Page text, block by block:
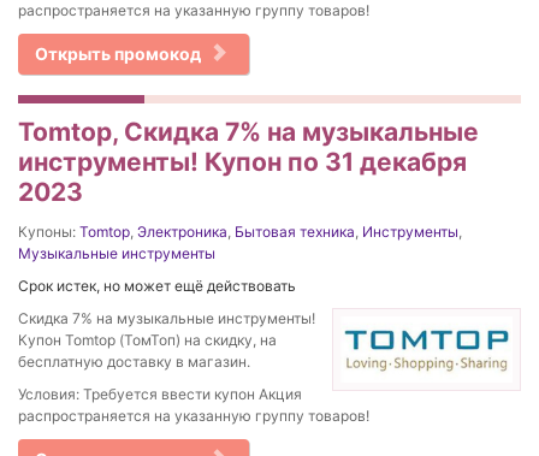
распространяется на указанную группу товаров!
Открыть промокод
Tomtop, Скидка 7% на музыкальные
инструменты! Купон по 31 декабря
2023
Купоны: Tomtop, Электроника, Бытовая техника, Инструменты,
Музыкальные инструменты
Срок истек, но может ещё действовать
Скидка 7% на музыкальные инструменты!
Купон Tomtop (ТомТоп) на скидку, на
бесплатную доставку в магазин.
Условия: Требуется ввести купон Акция
распространяется на указанную группу товаров!